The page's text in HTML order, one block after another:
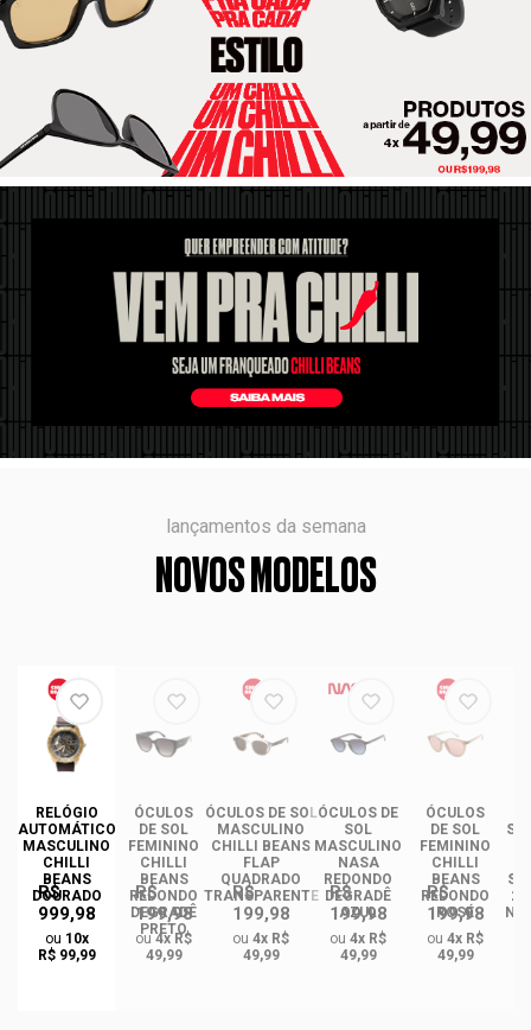
lançamentos da semana
NOVOS MODELOS
RELÓGIO
AUTOMÁTICO
MASCULINO
CHILLI
BEANS
DOURADO
R$
999,98
ou 10x
R$ 99,99
ÓCULOS
DE SOL
FEMININO
CHILLI
BEANS
REDONDO
DEGRADÊ
PRETO
R$
199,98
ou4x R$
49,99
ÓCULOS DE SOL
MASCULINO
CHILLI BEANS
FLAP
QUADRADO
TRANSPARENTE
R$
199,98
ou 4x R$
49,99
ÓCULOS DE
SOL
MASCULINO
NASA
REDONDO
DEGRADÊ
AZUL
R$
199,98
ou 4x R$
49,99
ÓCULOS
DE SOL
FEMININO
CHILLI
BEANS
REDONDO
ROSÉ
R$
199,98
ou 4x R$
49,99